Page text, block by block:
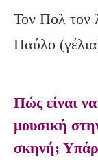
Τον Πολ τον
Παύλο
Πώς είναι
μουσική
σκηνή;